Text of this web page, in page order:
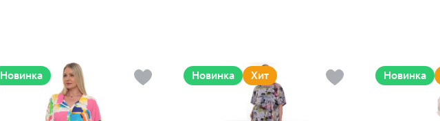
Новинка Новинка Хит Новинка